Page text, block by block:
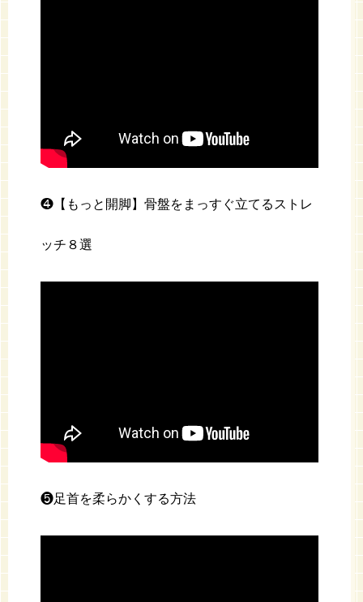
❹【もっと開脚】骨盤をまっすぐ立てるストレ
ッチ８選
❺足首を柔らかくする方法